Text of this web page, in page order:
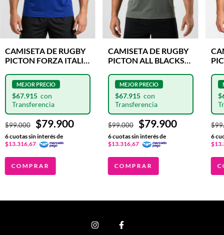
CAMISETA DE RUGBY
PICTON FORZA ITALIA
$99.000 $79.900
$67.915
6cuotas sin interés de
$13.316,67
COMPRAR
CAMISETA DE RUGBY
PICTON ALL BLACKS
$99.000 $79.900
$67.915
6cuotas sin interés de
$13.316,67
COMPRAR
6